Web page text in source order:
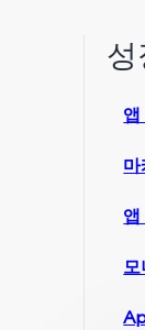
앱
마